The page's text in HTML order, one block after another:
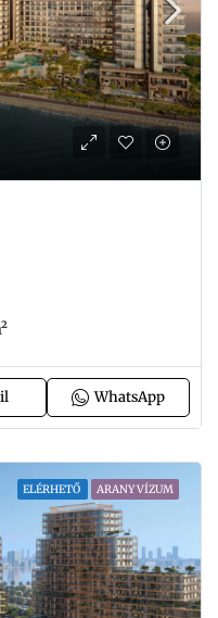
WhatsApp
ELÉRHETŐ ARANY VÍZUM